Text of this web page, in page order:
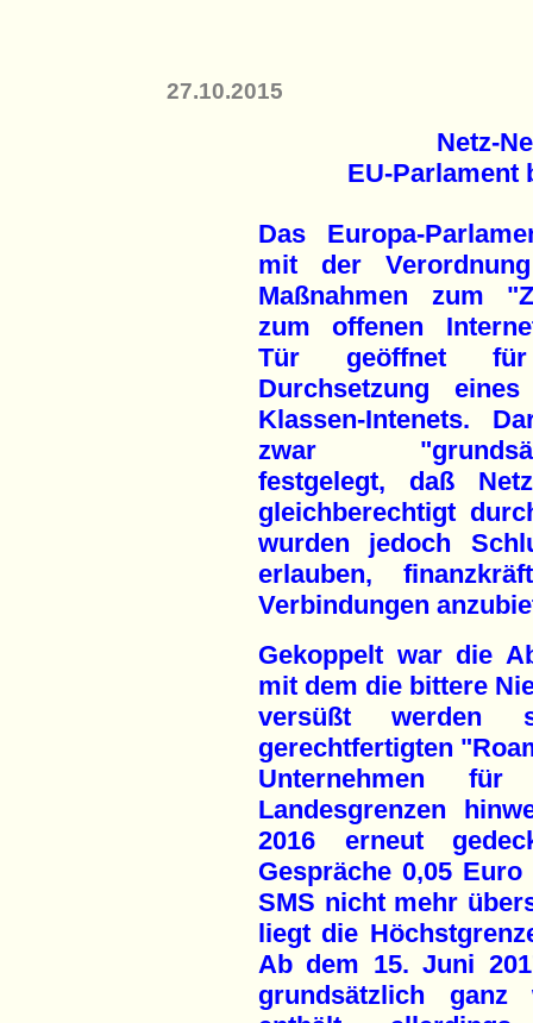
27.10.2015
Netz-
EU-Parlament
Das Europa-
mit der
Maßnahmen zum
zum offenen
Tür geöffnet
Durchsetzung
Klassen-Intenets.
zwar
festgelegt, daß
gleichberechtigt
wurden jedoch
erlauben,
Verbindungen
Gekoppelt war die
mit dem die bittere
versüßt werden
gerechtfertigten
Unternehmen
Landesgrenzen
2016 erneut
Gespräche 0,05
SMS nicht mehr
liegt die
Ab dem 15. Juni
grundsätzlich ganz